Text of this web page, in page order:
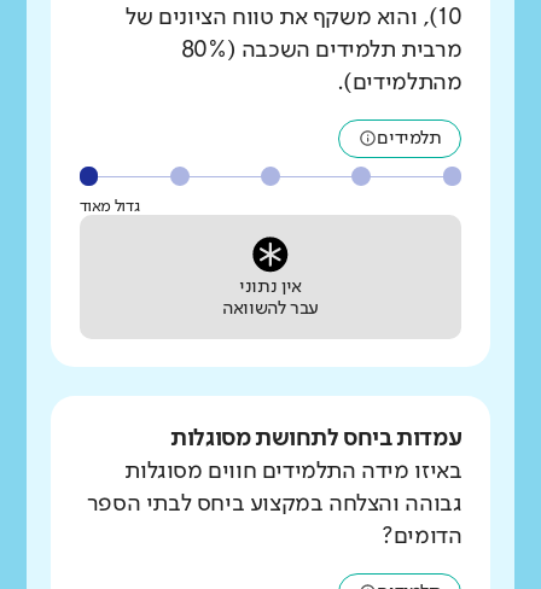
10), והוא משקף את טווח הציונים של
מרבית תלמידים השכבה (80%
מהתלמידים).
תלמידים
גדול מאוד
אין נתוני
עבר להשוואה
עמדות ביחס לתחושת מסוגלות
באיזו מידה התלמידים חווים מסוגלות
גבוהה והצלחה במקצוע ביחס לבתי הספר
הדומים?